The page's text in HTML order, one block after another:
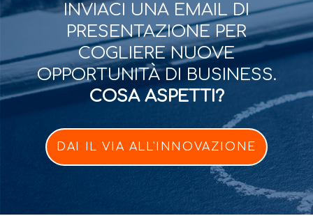
INVIACI UNA EMAIL DI
PRESENTAZIONE PER
COGLIERE NUOVE
OPPORTUNITÀ DI BUSINESS.
COSA ASPETTI?
DAI IL VIA ALL'INNOVAZIONE